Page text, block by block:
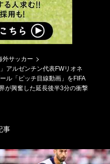
外サッカー
アルゼンチン代表FWリオネ
ル「ピッチ目線動画」をFIFA
が興奮した延長後半3分の衝撃
事